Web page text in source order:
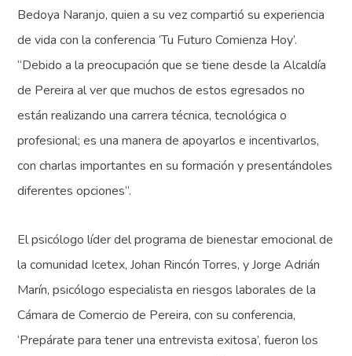
Bedoya Naranjo, quien a su vez compartió su experiencia
de vida con la conferencia ‘Tu Futuro Comienza Hoy’.
“Debido a la preocupación que se tiene desde la Alcaldía
de Pereira al ver que muchos de estos egresados no
están realizando una carrera técnica, tecnológica o
profesional; es una manera de apoyarlos e incentivarlos,
con charlas importantes en su formación y presentándoles
diferentes opciones”.
El psicólogo líder del programa de bienestar emocional de
la comunidad Icetex, Johan Rincón Torres, y Jorge Adrián
Marín, psicólogo especialista en riesgos laborales de la
Cámara de Comercio de Pereira, con su conferencia,
‘Prepárate para tener una entrevista exitosa’, fueron los